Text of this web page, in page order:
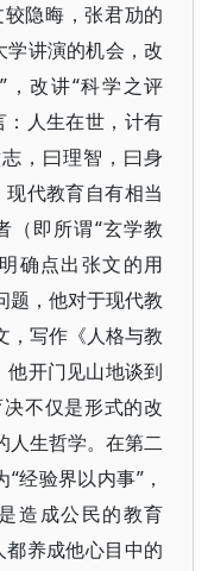
隐晦，张君劢的
讲演的机会，改
改讲“科学之评
：人生在世，计有
，曰理智，曰身
代教育自有相当
（即所谓“玄学教
确点出张文的用
题，他对于现代教
，写作《人格与教
开门见山地谈到
不仅是形式的改
人生哲学。在第二
经验界以内事”，
造成公民的教育
都养成他心目中的